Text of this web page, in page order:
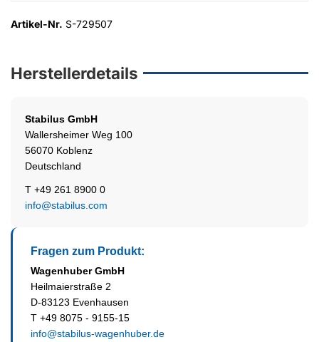
Artikel-Nr. S-729507
Herstellerdetails
Stabilus GmbH
Wallersheimer Weg 100
56070 Koblenz
Deutschland
T +49 261 8900 0
info@stabilus.com
Fragen zum Produkt:
Wagenhuber GmbH
Heilmaierstraße 2
D-83123 Evenhausen
T +49 8075 - 9155-15
info@stabilus-wagenhuber.de